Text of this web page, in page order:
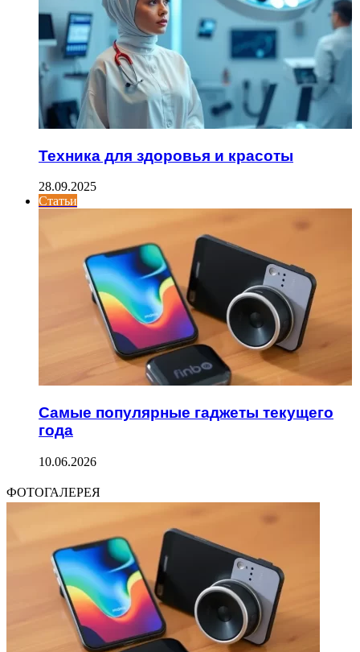
Техника для здоровья и красоты
28.09.2025
Статьи
Самые популярные гаджеты текущего
года
10.06.2026
ФОТОГАЛЕРЕЯ